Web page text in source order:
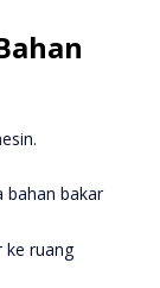
bahan bakar
ke ruang